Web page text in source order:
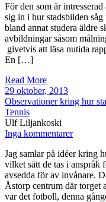
För den som är intresserad
sig in i hur stadsbilden
bland annat studera äldre
avbildningar såsom
givetvis att läsa nutida
En […]
Read More
29 oktober, 2013
Observationer kring hur
Tennis
Ulf Liljankoski
Inga kommentarer
Jag samlar på idéer kring
vilket sätt de tas i anspråk
avsedda för av invånare.
Åstorp centrum där torget
var det fotboll, denna